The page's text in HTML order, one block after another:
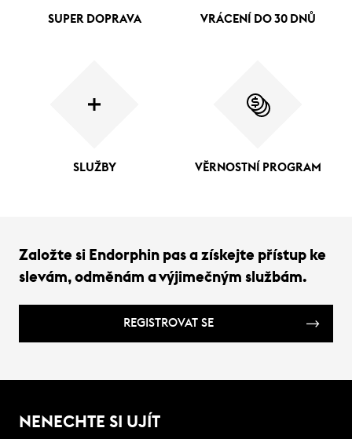
SUPER DOPRAVA VRÁCENÍ DO 30 DNŮ
SLUŽBY VĚRNOSTNÍ PROGRAM
Založte si Endorphin pas a získejte přístup ke
slevám, odměnám a výjimečným službám.
REGISTROVAT SE
NENECHTE SI UJÍT